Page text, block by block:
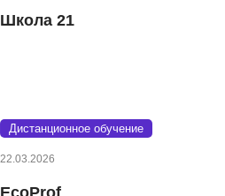
Школа 21
Дистанционное обучение
22.03.2026
EcoProf